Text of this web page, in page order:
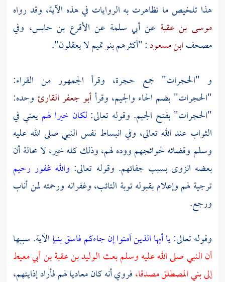
هذا تلخيص ما تظاهرت به الروايات في هذه الآية، وقد رواه
موسى بن عقبة عنأبي سلمة عن الأقرع بن حابس، وفي
مصحفابن مسعود: "أكثرهم بنو تميم لا يعقلون".
و "الحجرات" جمع حجرة، وقرأ الجمهور من القراء:
"الحجرات" بضم الحاء والجيم، وقرأأبو جعفر القارئ وحده:
"الحجرات" بفتح الجيم. وقوله تعالى: لكان خيرا لهم يعني في
الثواب عند الله تعالى، وفي انبساط نفس النبي صلى الله عليه
وسلم وقضائه لحوائجهم ووده لهم، وذلك كله خير، لا محالة أن
بعضه انزوى بسبب جفائهم. وقوله تعالى: والله غفور رحيم
ترجية لهم وإعلام بقبوله توبة التائب، وغفرانه ورحمته لمن أناب
ورجع.
وقوله تعالى:يا أيها الذين آمنوا إن جاءكم فاسق بنبإالآية. سببها
أن النبي صلى الله عليه وسلم بعث الوليد بن عقبة بن أبي معيط
إلىبني المصطلقمصدقا،فروي أنه كان معاديا لهم فأراد إذايتهم،